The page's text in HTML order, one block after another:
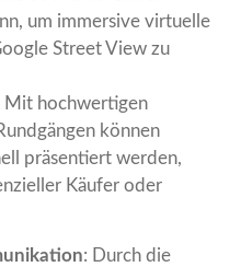
Mit hochwertigen
können
präsentiert werden,
Käufer oder
: Durch die